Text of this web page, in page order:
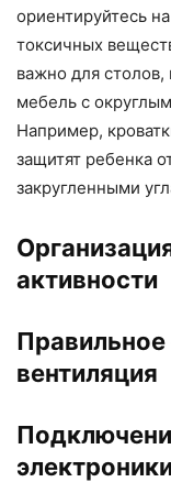
ориентируйтесь
токсичных
важно для
мебель с
Например,
защитят ребенка
закругленными
активности
вентиляция